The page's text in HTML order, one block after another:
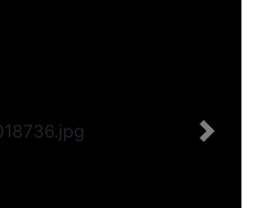
Next